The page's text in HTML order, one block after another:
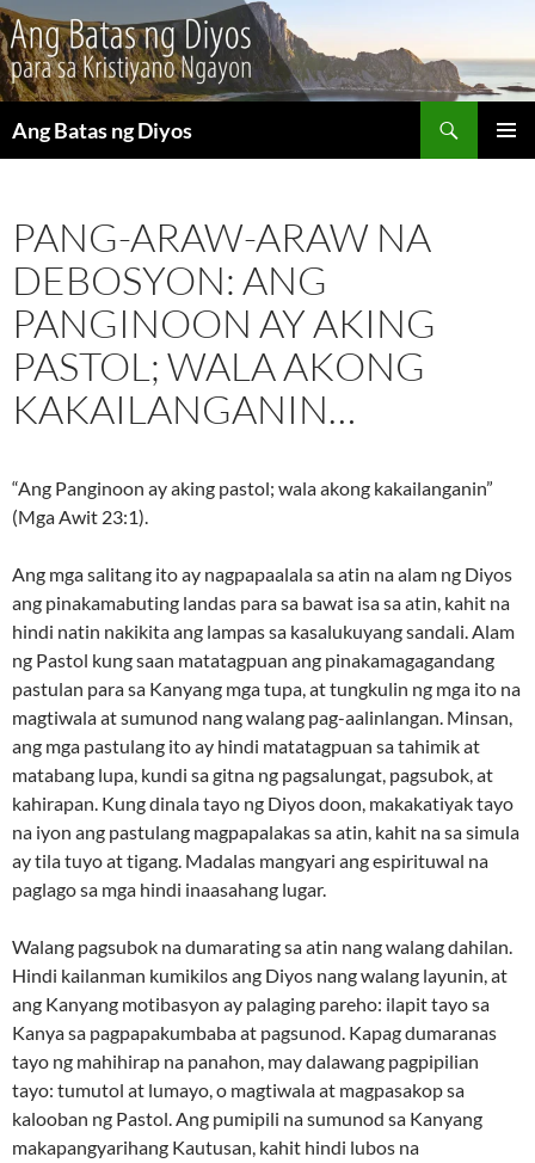
Ang Batas ng Diyos
PANG-ARAW-ARAW NA
DEBOSYON: ANG
PANGINOON AY AKING
PASTOL; WALA AKONG
KAKAILANGANIN…
“Ang Panginoon ay aking pastol; wala akong kakailanganin”
(Mga Awit 23:1).
Ang mga salitang ito ay nagpapaalala sa atin na alam ng Diyos
ang pinakamabuting landas para sa bawat isa sa atin, kahit na
hindi natin nakikita ang lampas sa kasalukuyang sandali. Alam
ng Pastol kung saan matatagpuan ang pinakamagagandang
pastulan para sa Kanyang mga tupa, at tungkulin ng mga ito na
magtiwala at sumunod nang walang pag-aalinlangan. Minsan,
ang mga pastulang ito ay hindi matatagpuan sa tahimik at
matabang lupa, kundi sa gitna ng pagsalungat, pagsubok, at
kahirapan. Kung dinala tayo ng Diyos doon, makakatiyak tayo
na iyon ang pastulang magpapalakas sa atin, kahit na sa simula
ay tila tuyo at tigang. Madalas mangyari ang espirituwal na
paglago sa mga hindi inaasahang lugar.
Walang pagsubok na dumarating sa atin nang walang dahilan.
Hindi kailanman kumikilos ang Diyos nang walang layunin, at
ang Kanyang motibasyon ay palaging pareho: ilapit tayo sa
Kanya sa pagpapakumbaba at pagsunod. Kapag dumaranas
tayo ng mahihirap na panahon, may dalawang pagpipilian
tayo: tumutol at lumayo, o magtiwala at magpasakop sa
kalooban ng Pastol. Ang pumipili na sumunod sa Kanyang
makapangyarihang Kautusan, kahit hindi lubos na